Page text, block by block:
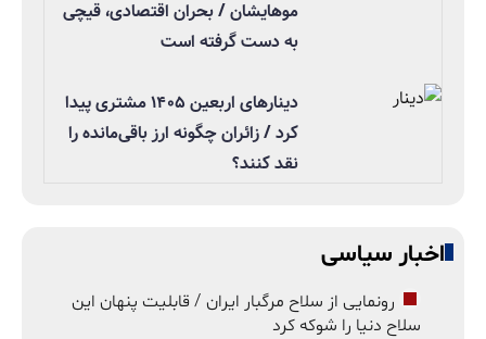
موهایشان / بحران اقتصادی، قیچی
به دست گرفته است
دینارهای اربعین ۱۴۰۵ مشتری پیدا
کرد / زائران چگونه ارز باقی‌مانده را
نقد کنند؟
اخبار سیاسی
رونمایی از سلاح مرگبار ایران / قابلیت پنهان این
سلاح دنیا را شوکه کرد